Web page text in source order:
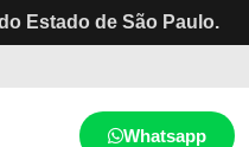
Estado de São Paulo.
Whatsapp